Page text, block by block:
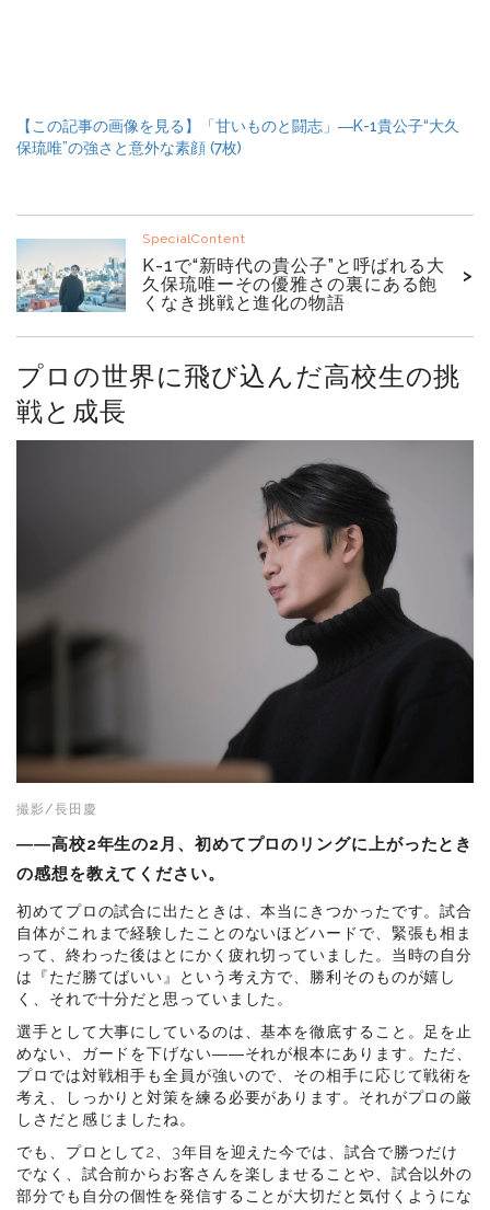
【この記事の画像を見る】「甘いものと闘志」―K-1貴公子“大久
保琉唯”の強さと意外な素顔 (7枚)
SpecialContent
K-1で“新時代の貴公子”と呼ばれる大
久保琉唯ーその優雅さの裏にある飽
くなき挑戦と進化の物語
>
プロの世界に飛び込んだ高校生の挑
戦と成長
撮影/長田慶
――高校2年生の2月、初めてプロのリングに上がったとき
の感想を教えてください。
初めてプロの試合に出たときは、本当にきつかったです。試合
自体がこれまで経験したことのないほどハードで、緊張も相ま
って、終わった後はとにかく疲れ切っていました。当時の自分
は『ただ勝てばいい』という考え方で、勝利そのものが嬉し
く、それで十分だと思っていました。
選手として大事にしているのは、基本を徹底すること。足を止
めない、ガードを下げない――それが根本にあります。ただ、
プロでは対戦相手も全員が強いので、その相手に応じて戦術を
考え、しっかりと対策を練る必要があります。それがプロの厳
しさだと感じましたね。
でも、プロとして2、3年目を迎えた今では、試合で勝つだけ
でなく、試合前からお客さんを楽しませることや、試合以外の
部分でも自分の個性を発信することが大切だと気付くようにな